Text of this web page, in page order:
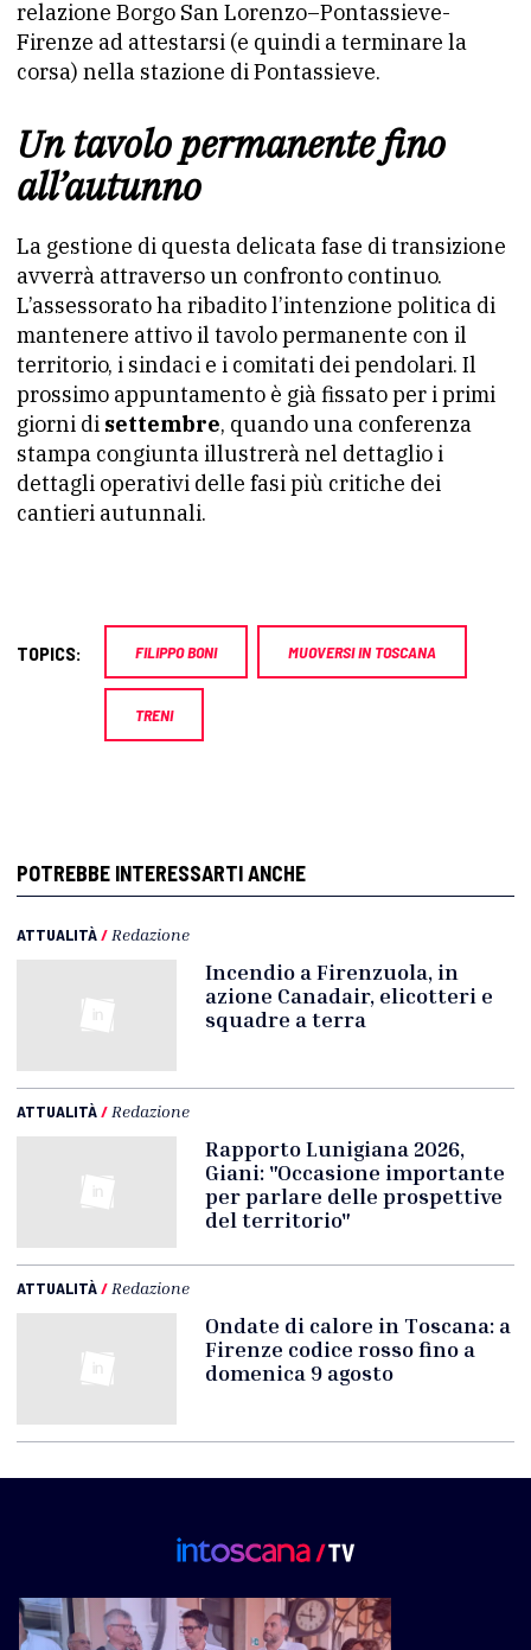
relazione Borgo San Lorenzo–Pontassieve-
Firenze ad attestarsi (e quindi a terminare la
corsa) nella stazione di Pontassieve.
Un tavolo permanente fino
all’autunno
La gestione di questa delicata fase di transizione
avverrà attraverso un confronto continuo.
L’assessorato ha ribadito l’intenzione politica di
mantenere attivo il tavolo permanente con il
territorio, i sindaci e i comitati dei pendolari. Il
prossimo appuntamento è già fissato per i primi
giorni di settembre, quando una conferenza
stampa congiunta illustrerà nel dettaglio i
dettagli operativi delle fasi più critiche dei
cantieri autunnali.
TOPICS: FILIPPO BONI MUOVERSI IN TOSCANA
TRENI
POTREBBE INTERESSARTI ANCHE
ATTUALITÀ/ Redazione
Incendio a Firenzuola, in
azione Canadair, elicotteri e
squadre a terra
ATTUALITÀ/ Redazione
Rapporto Lunigiana 2026,
Giani: "Occasione importante
per parlare delle prospettive
del territorio"
ATTUALITÀ/ Redazione
Ondate di calore in Toscana: a
Firenze codice rosso fino a
domenica 9 agosto